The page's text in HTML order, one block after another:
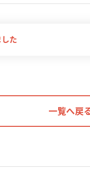
た
一覧へ戻